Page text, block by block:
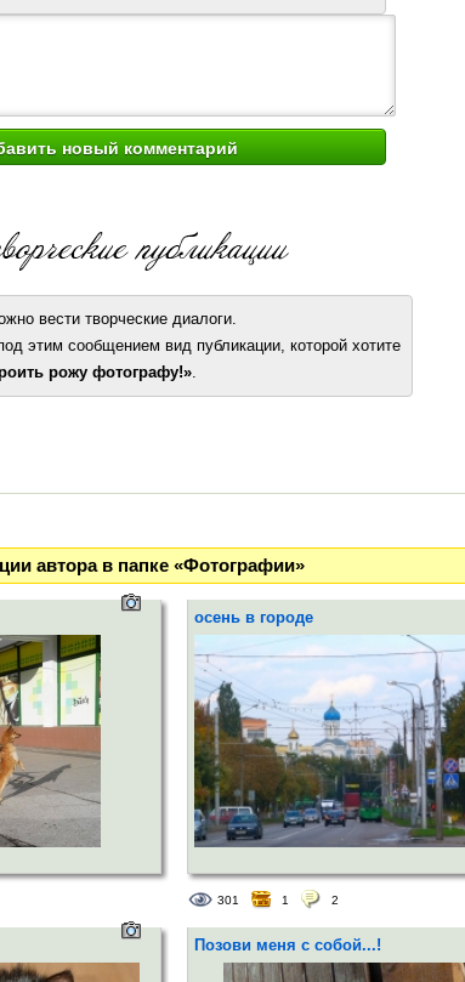
вести творческие диалоги.
этим сообщением вид публикации, которой хотите
рожу фотографу!».
автора в папке «Фотографии»
осень в городе
301 1 2
Позови меня с собой...!